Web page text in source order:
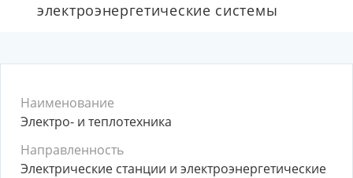
электроэнергетические системы
Наименование
Электро- и теплотехника
Направленность
Электрические станции и электроэнергетические